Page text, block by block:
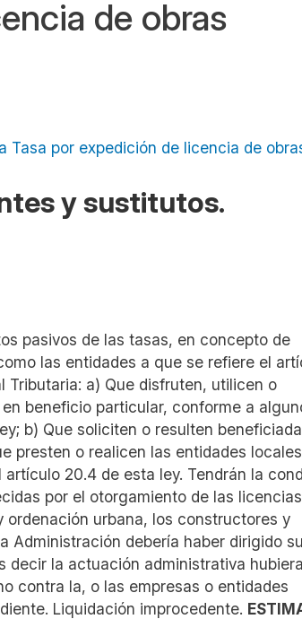
de obras
Tasa por expedición de licencia de
y sustitutos.
pasivos de las tasas, en concepto de
las entidades a que se refiere el
Tributaria: a) Que disfruten, utilicen o
beneficio particular, conforme a
b) Que soliciten o resulten
presten o realicen las entidades
20.4 de esta ley. Tendrán la
por el otorgamiento de las licencias
urbana, los constructores y
Administración debería haber dirigido
la actuación administrativa hubiera
contra la, o las empresas o entidades
Liquidación improcedente.